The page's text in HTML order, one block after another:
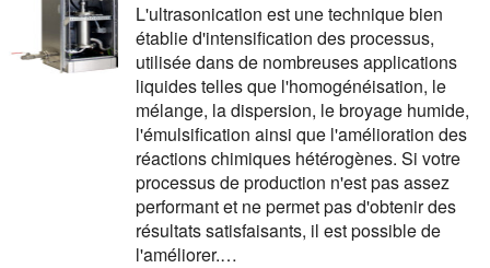
L'ultrasonication est une technique bien
établie d'intensification des processus,
utilisée dans de nombreuses applications
liquides telles que l'homogénéisation, le
mélange, la dispersion, le broyage humide,
l'émulsification ainsi que l'amélioration des
réactions chimiques hétérogènes. Si votre
processus de production n'est pas assez
performant et ne permet pas d'obtenir des
résultats satisfaisants, il est possible de
l'améliorer.…